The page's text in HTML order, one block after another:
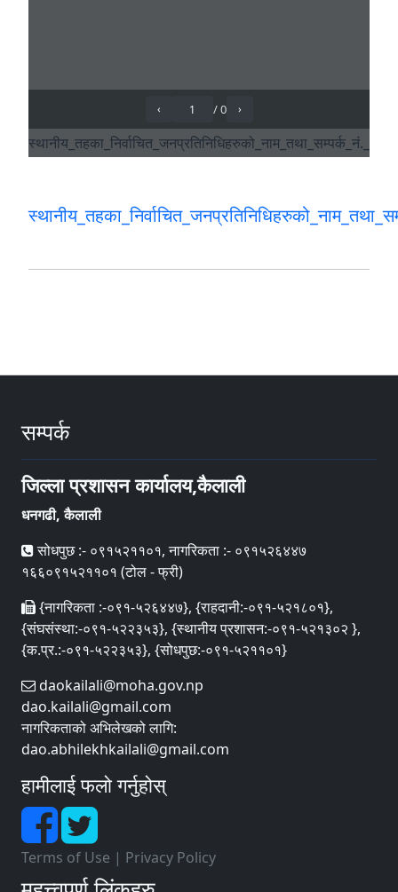
सम्पर्क
जिल्ला प्रशासन कार्यालय,कैलाली
धनगढी, कैलाली
सोधपुछ :- ०९१५२११०१, नागरिकता :- ०९१५२६४४७
१६६०९१५२११०१ (टोल - फ्री)
{नागरिकता :-०९१-५२६४४७}, {राहदानी:-०९१-५२१८०१},
{संघसंस्था:-०९१-५२२३५३}, {स्थानीय प्रशासन:-०९१-५२१३०२ },
{क.प्र.:-०९१-५२२३५३}, {सोधपुछ:-०९१-५२११०१}
daokailali@moha.gov.np
dao.kailali@gmail.com
नागरिकताको अभिलेखको लागि:
dao.abhilekhkailali@gmail.com
हामीलाई फलो गर्नुहोस्
Terms of Use | Privacy Policy